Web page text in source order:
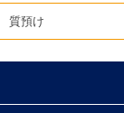
質預け